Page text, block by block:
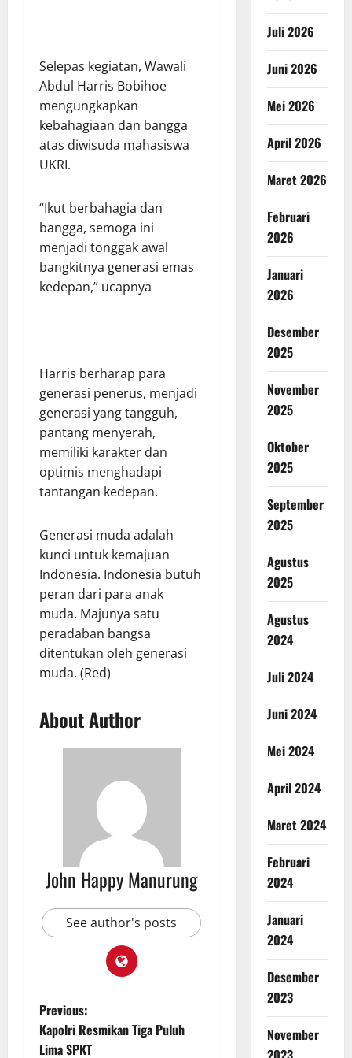
Selepas kegiatan, Wawali
Abdul Harris Bobihoe
mengungkapkan
kebahagiaan dan bangga
atas diwisuda mahasiswa
UKRI.
“Ikut berbahagia dan
bangga, semoga ini
menjadi tonggak awal
bangkitnya generasi emas
kedepan,” ucapnya
Harris berharap para
generasi penerus, menjadi
generasi yang tangguh,
pantang menyerah,
memiliki karakter dan
optimis menghadapi
tantangan kedepan.
Generasi muda adalah
kunci untuk kemajuan
Indonesia. Indonesia butuh
peran dari para anak
muda. Majunya satu
peradaban bangsa
ditentukan oleh generasi
muda. (Red)
About Author
John Happy Manurung
See author's posts
Previous:
Kapolri Resmikan Tiga Puluh
Lima SPKT
Juli 2026
Juni 2026
Mei 2026
April 2026
Maret 2026
Februari
2026
Januari
2026
Desember
2025
November
2025
Oktober
2025
September
2025
Agustus
2025
Agustus
2024
Juli 2024
Juni 2024
Mei 2024
April 2024
Maret 2024
Februari
2024
Januari
2024
Desember
2023
November